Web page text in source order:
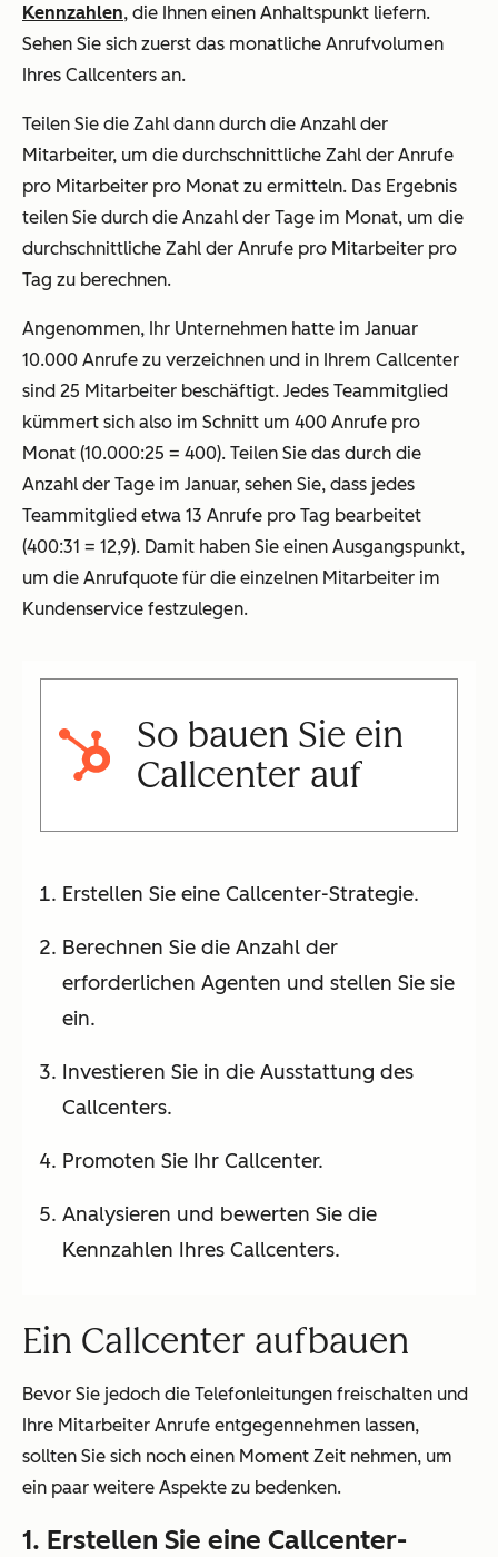
Kennzahlen, die Ihnen einen Anhaltspunkt liefern.
Sehen Sie sich zuerst das monatliche Anrufvolumen
Ihres Callcenters an.
Teilen Sie die Zahl dann durch die Anzahl der
Mitarbeiter, um die durchschnittliche Zahl der Anrufe
pro Mitarbeiter pro Monat zu ermitteln. Das Ergebnis
teilen Sie durch die Anzahl der Tage im Monat, um die
durchschnittliche Zahl der Anrufe pro Mitarbeiter pro
Tag zu berechnen.
Angenommen, Ihr Unternehmen hatte im Januar
10.000 Anrufe zu verzeichnen und in Ihrem Callcenter
sind 25 Mitarbeiter beschäftigt. Jedes Teammitglied
kümmert sich also im Schnitt um 400 Anrufe pro
Monat (10.000:25 = 400). Teilen Sie das durch die
Anzahl der Tage im Januar, sehen Sie, dass jedes
Teammitglied etwa 13 Anrufe pro Tag bearbeitet
(400:31 = 12,9). Damit haben Sie einen Ausgangspunkt,
um die Anrufquote für die einzelnen Mitarbeiter im
Kundenservice festzulegen.
So bauen Sie ein
Callcenter auf
Erstellen Sie eine Callcenter-Strategie.
Berechnen Sie die Anzahl der
erforderlichen Agenten und stellen Sie sie
ein.
Investieren Sie in die Ausstattung des
Callcenters.
Promoten Sie Ihr Callcenter.
Analysieren und bewerten Sie die
Kennzahlen Ihres Callcenters.
Ein Callcenter aufbauen
Bevor Sie jedoch die Telefonleitungen freischalten und
Ihre Mitarbeiter Anrufe entgegennehmen lassen,
sollten Sie sich noch einen Moment Zeit nehmen, um
ein paar weitere Aspekte zu bedenken.
1. Erstellen Sie eine Callcenter-